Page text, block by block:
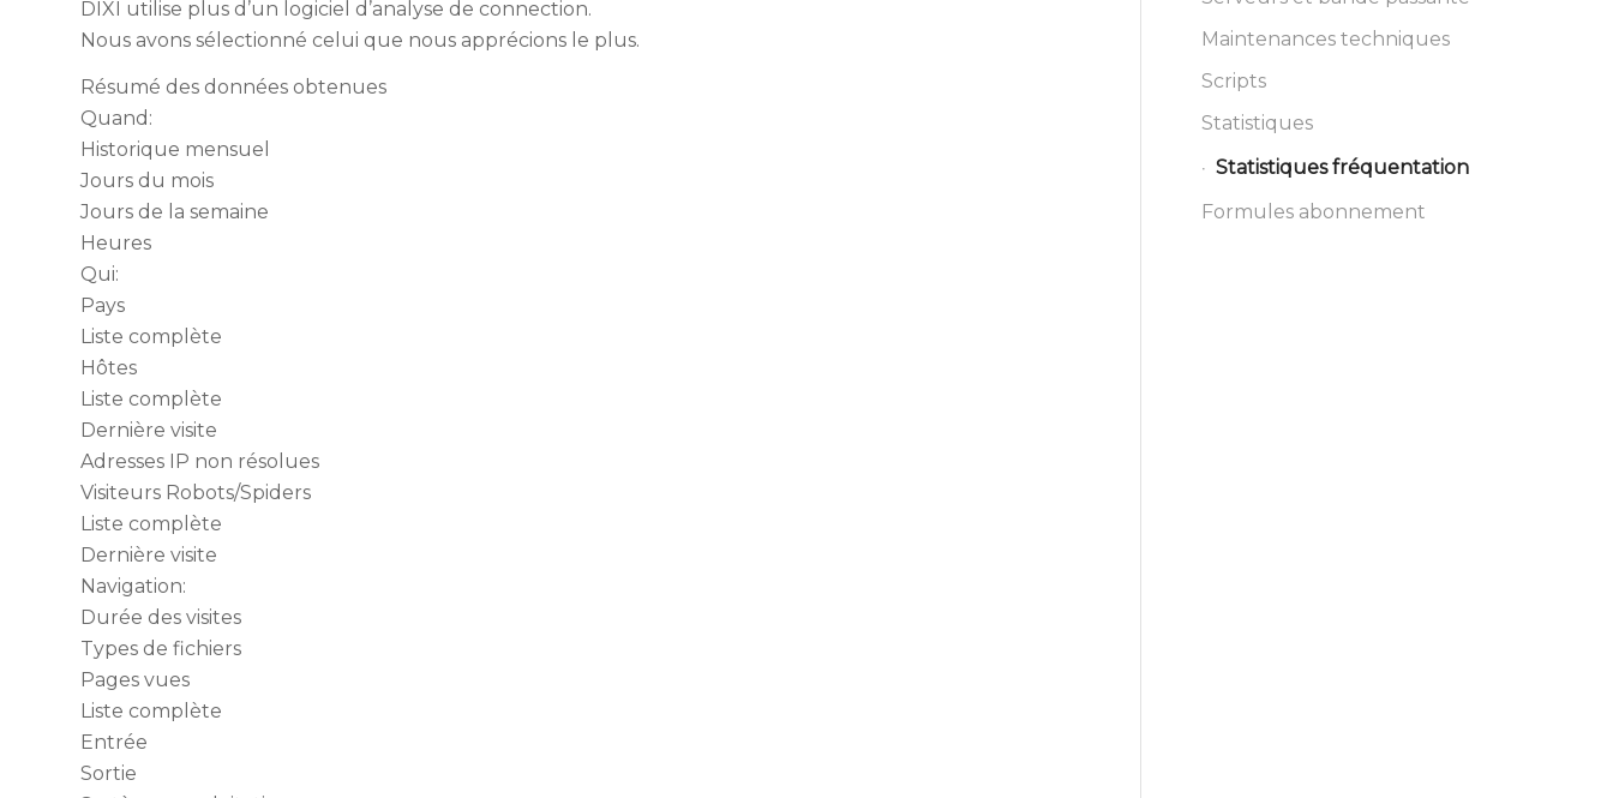
DIXI utilise plus d’un logiciel d’analyse de connection.
Nous avons sélectionné celui que nous apprécions le plus.
Résumé des données obtenues
Quand:
Historique mensuel
Jours du mois
Jours de la semaine
Heures
Qui:
Pays
Liste complète
Hôtes
Liste complète
Dernière visite
Adresses IP non résolues
Visiteurs Robots/Spiders
Liste complète
Dernière visite
Navigation:
Durée des visites
Types de fichiers
Pages vues
Liste complète
Entrée
Sortie
Maintenances techniques
Scripts
Statistiques
Statistiques fréquentation
Formules abonnement